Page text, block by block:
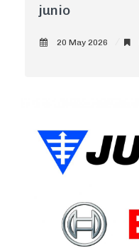
junio
20 May 2026